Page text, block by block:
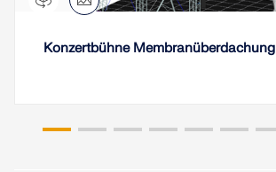
Konzertbühne Membranüberdachung